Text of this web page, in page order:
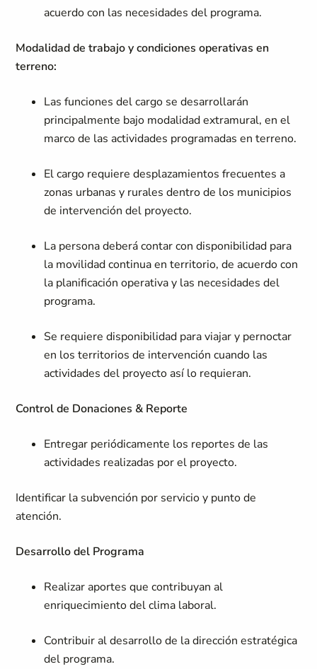
acuerdo con las necesidades del programa.
Modalidad de trabajo y condiciones operativas en
terreno:
Las funciones del cargo se desarrollarán
principalmente bajo modalidad extramural, en el
marco de las actividades programadas en terreno.
El cargo requiere desplazamientos frecuentes a
zonas urbanas y rurales dentro de los municipios
de intervención del proyecto.
La persona deberá contar con disponibilidad para
la movilidad continua en territorio, de acuerdo con
la planificación operativa y las necesidades del
programa.
Se requiere disponibilidad para viajar y pernoctar
en los territorios de intervención cuando las
actividades del proyecto así lo requieran.
Control de Donaciones & Reporte
Entregar periódicamente los reportes de las
actividades realizadas por el proyecto.
Identificar la subvención por servicio y punto de
atención.
Desarrollo del Programa
Realizar aportes que contribuyan al
enriquecimiento del clima laboral.
Contribuir al desarrollo de la dirección estratégica
del programa.